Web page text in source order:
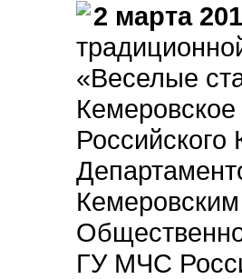
2 марта
«Веселые
Российского
ГУ МЧС